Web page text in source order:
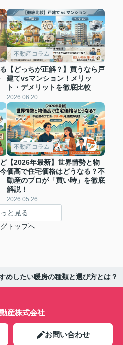
不動産コラム
【どっちが正解？】買うなら戸
建てvsマンション！メリッ
ト・デメリットを徹底比較
2026.06.20
不動産コラム
【2026年最新】世界情勢と物
価高で住宅価格はどうなる？不
動産のプロが「買い時」を徹底
解説！
2026.05.26
と見る
トップへ
めしたい暖房の種類と選び方とは？
産株式会社
お問い合わせ